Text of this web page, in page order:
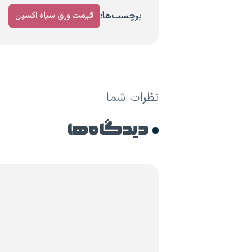
برچسب‌ها: قیمت ورق سیاه اکسین
نظرات شما
دیدگاه ها